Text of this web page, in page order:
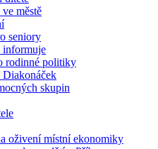
městě
seniory
informuje
rodinné politiky
Diakonáček
skupin
oživení místní ekonomiky